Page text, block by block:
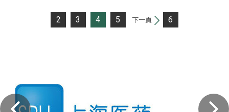
2 3 4 5 下一頁 6